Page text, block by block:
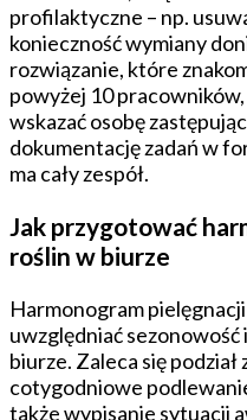
profilaktyczne – np.
konieczność wymiany
rozwiązanie, które
powyżej 10
wskazać osobę
dokumentację zadań w
ma cały zespół.
Jak przygotować
roślin w biurze
Harmonogram
uwzględniać
biurze. Zaleca się podział
cotygodniowe
także wypisanie sytuacji